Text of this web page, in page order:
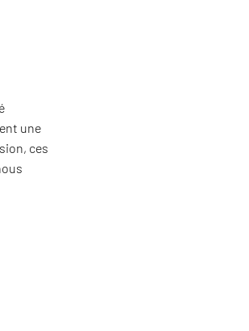
une
ces